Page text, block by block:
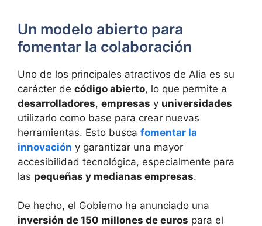
Un modelo abierto para
fomentar la colaboración
Uno de los principales atractivos de Alia es su
carácter de código abierto, lo que permite a
desarrolladores, empresas y universidades
utilizarlo como base para crear nuevas
herramientas. Esto busca fomentar la
innovación y garantizar una mayor
accesibilidad tecnológica, especialmente para
las pequeñas y medianas empresas.
De hecho, el Gobierno ha anunciado una
inversión de 150 millones de euros para el